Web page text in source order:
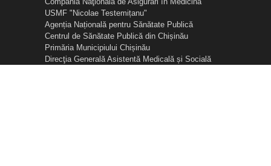
USMF "Nicolae Testemițanu"
Agenția Națională pentru Sănătate Publică
Centrul de Sănătate Publică din Chișinău
Primăria Municipiului Chișinău
Direcţia Generală Asistentă Medicală și Socială